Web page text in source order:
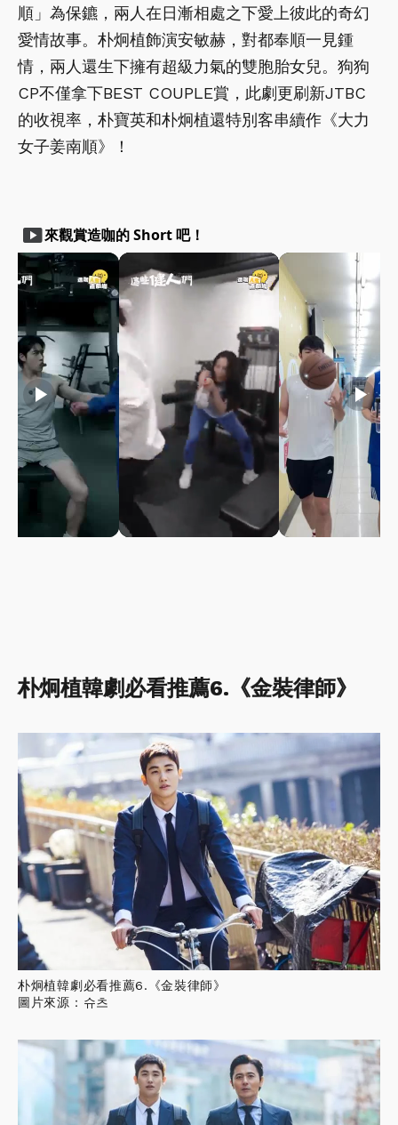
順」為保鑣，兩人在日漸相處之下愛上彼此的奇幻
愛情故事。朴炯植飾演安敏赫，對都奉順一見鍾
情，兩人還生下擁有超級力氣的雙胞胎女兒。狗狗
CP不僅拿下BEST COUPLE賞，此劇更刷新JTBC
的收視率，朴寶英和朴炯植還特別客串續作《大力
女子姜南順》！
smart_display來觀賞造咖的 Short 吧！
play_arrow play_arrow play_arrow
朴炯植韓劇必看推薦6.《金裝律師》
朴炯植韓劇必看推薦6.《金裝律師》
圖片來源：슈츠